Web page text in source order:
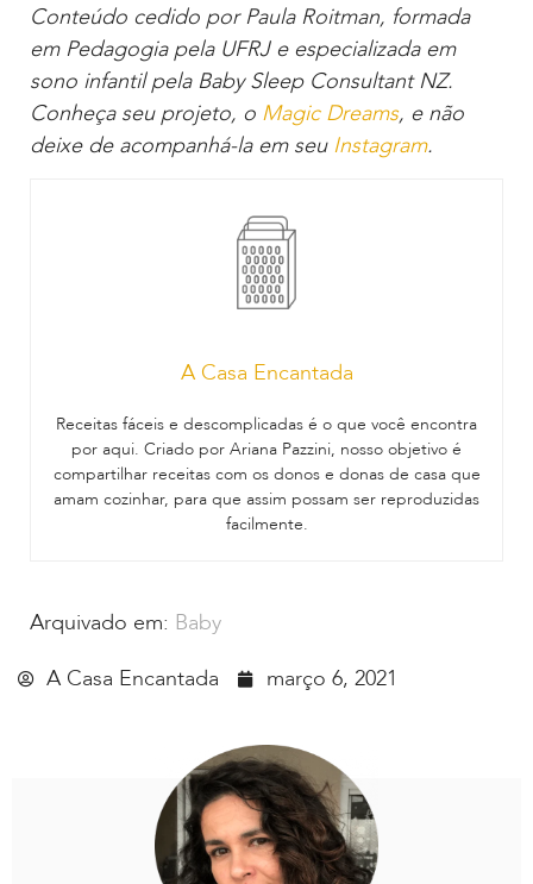
Conteúdo cedido por Paula Roitman, formada
em Pedagogia pela UFRJ e especializada em
sono infantil pela Baby Sleep Consultant NZ.
Conheça seu projeto, o Magic Dreams, e não
deixe de acompanhá-la em seu Instagram.
A Casa Encantada
Receitas fáceis e descomplicadas é o que você encontra
por aqui. Criado por Ariana Pazzini, nosso objetivo é
compartilhar receitas com os donos e donas de casa que
amam cozinhar, para que assim possam ser reproduzidas
facilmente.
Arquivado em: Baby
A Casa Encantada
março 6, 2021